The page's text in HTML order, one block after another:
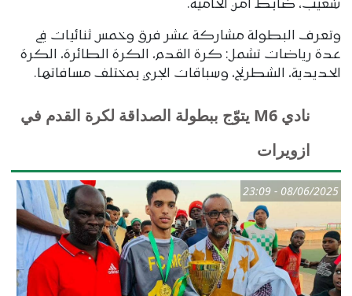
شعيب، ضابط أمن الحامية.
وتعرف البطولة مشاركة عشر فرق وخمس ثنائيات في
عدة رياضات تشمل: كرة القدم، الكرة الطائرة، الكرة
الحديدية، الشطرنج، وسباقات الجري بمختلف مسافاتها.
نادي M6 يتوّج ببطولة الصداقة لكرة القدم في
ازويرات
08/06/2025 - 23:09